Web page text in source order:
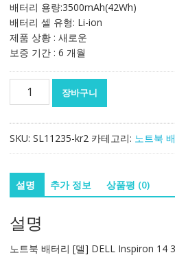
배터리 용량:3500mAh(42Wh)
배터리 셀 유형: Li-ion
제품 상황 : 새로운
보증 기간 : 6 개월
터
[델]
DELL
14
5488
장바구니
SKU: SL11235-kr2 카테고리: 노트북
설명 추가 정보 상품평 (0)
설명
노트북 배터리 [델] DELL Inspiron 14